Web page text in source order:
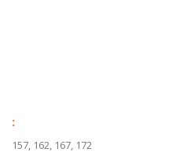
:
157, 162, 167, 172